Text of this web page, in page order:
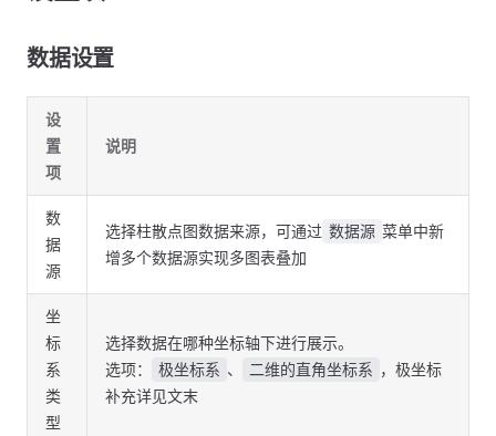
数据设置
设
置
项
说明
数
据
源
选择柱散点图数据来源，可通过 数据源 菜单中新
增多个数据源实现多图表叠加
坐
标
系
类
型
选择数据在哪种坐标轴下进行展示。
选项：
极坐标系 、 二维的直角坐标系 ，极坐标
补充详见文末